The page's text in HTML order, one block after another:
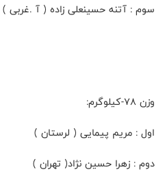
سوم : آتنه حسینعلی زاده ( آ .غربی )
وزن ۷۸-کیلوگرم:
اول : مریم پیمایی ( لرستان )
دوم : زهرا حسین نژاد( تهران )